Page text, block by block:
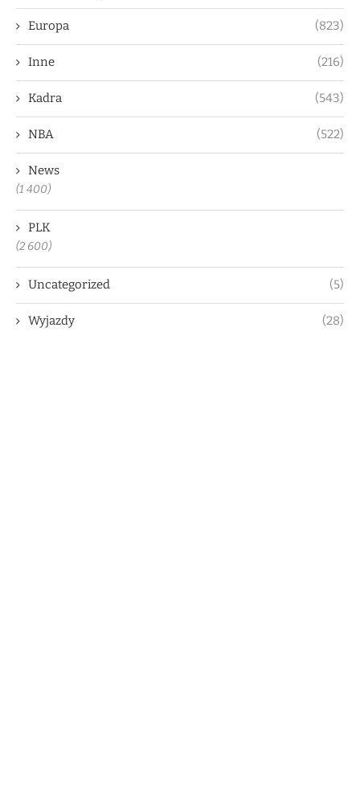
Europa (823)
Inne (216)
Kadra (543)
NBA (522)
News
(1 400)
PLK
(2 600)
Uncategorized (5)
Wyjazdy (28)